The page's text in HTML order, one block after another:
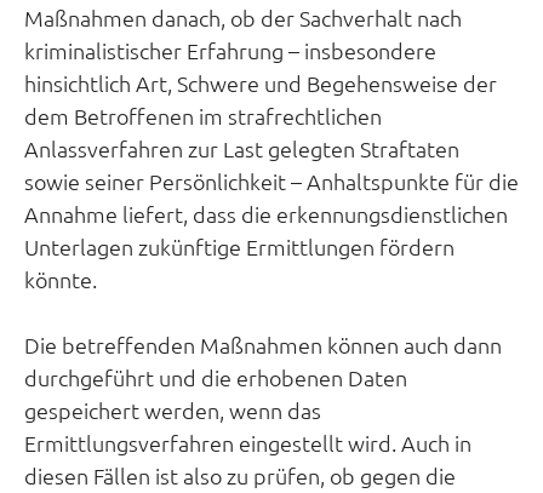
Maßnahmen danach, ob der Sachverhalt nach
kriminalistischer Erfahrung – insbesondere
hinsichtlich Art, Schwere und Begehensweise der
dem Betroffenen im strafrechtlichen
Anlassverfahren zur Last gelegten Straftaten
sowie seiner Persönlichkeit – Anhaltspunkte für die
Annahme liefert, dass die erkennungsdienstlichen
Unterlagen zukünftige Ermittlungen fördern
könnte.
Die betreffenden Maßnahmen können auch dann
durchgeführt und die erhobenen Daten
gespeichert werden, wenn das
Ermittlungsverfahren eingestellt wird. Auch in
diesen Fällen ist also zu prüfen, ob gegen die